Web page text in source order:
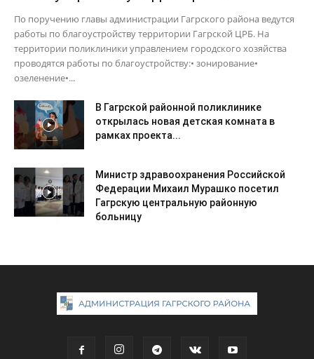
По поручению главы администрации Гагрского района ведутся
работы по благоустройству территории Гагрской ЦРБ. На
территории поликлиники управлением городского хозяйства
проводятся работы по благоустройству:• зонирование•
озеленение•...
В Гагрской районной поликлинике
открылась новая детская комната в
рамках проекта...
Министр здравоохранения Российской
Федерации Михаил Мурашко посетил
Гагрскую центральную районную
больницу